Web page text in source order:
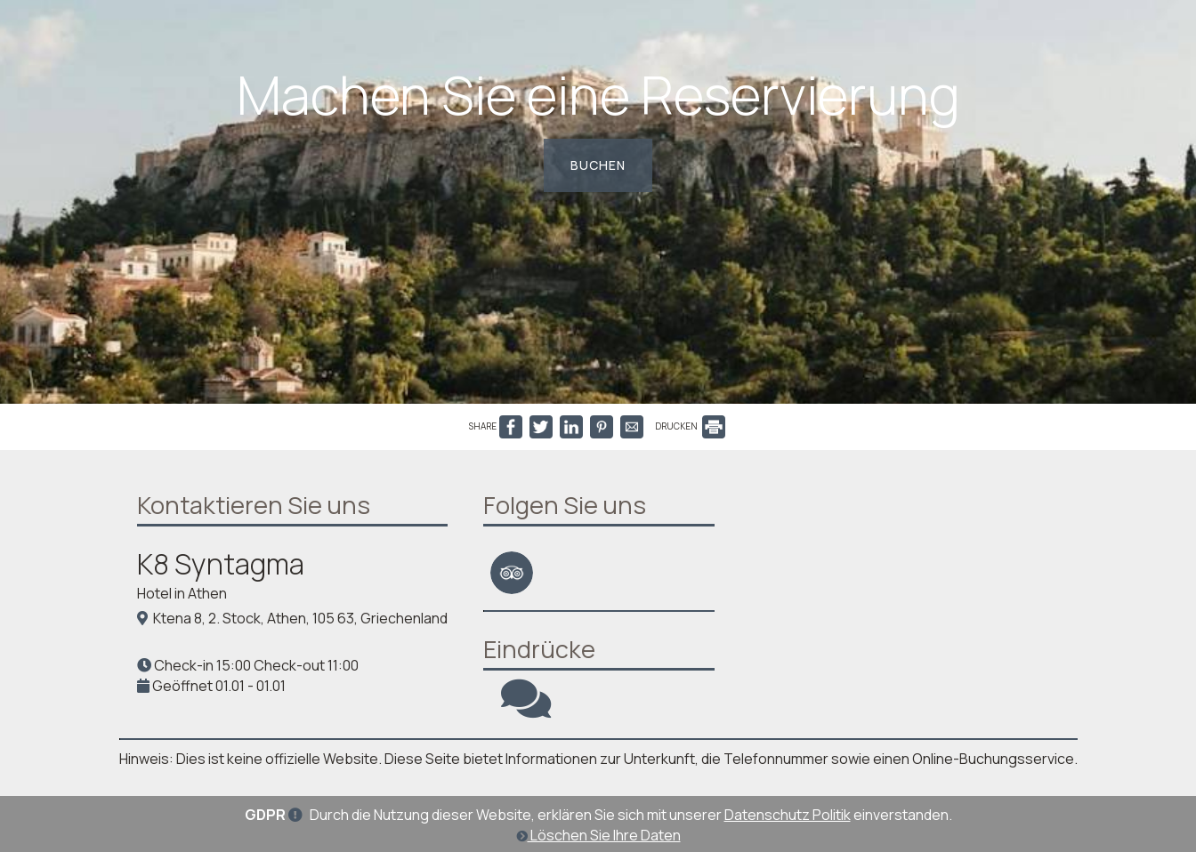
Machen Sie eine Reservierung
BUCHEN
SHARE DRUCKEN
Kontaktieren Sie uns
K8 Syntagma
Hotel in Athen
Ktena 8, 2. Stock, Athen, 105 63, Griechenland
Check-in 15:00 Check-out 11:00
Geöffnet 01.01 - 01.01
Folgen Sie uns
Eindrücke
Hinweis: Dies ist keine offizielle Website. Diese Seite bietet Informationen zur Unterkunft, die Telefonnummer sowie einen Online-Buchungsservice.
GDPR Durch die Nutzung dieser Website, erklären Sie sich mit unsererDatenschutz Politikeinverstanden.
Löschen Sie Ihre Daten